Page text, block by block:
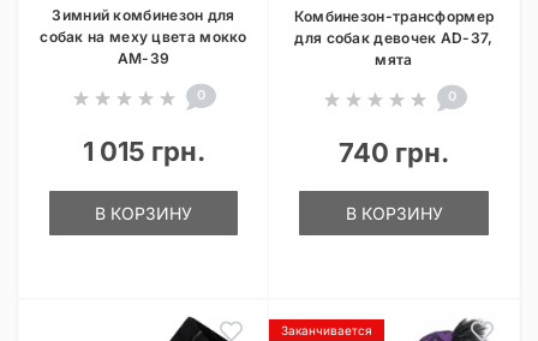
Зимний комбинезон для
собак на меху цвета мокко
AM-39
0
1 015 грн.
В КОРЗИНУ
Комбинезон-трансформер
для собак девочек AD-37,
мята
0
740 грн.
В КОРЗИНУ
Заканчивается